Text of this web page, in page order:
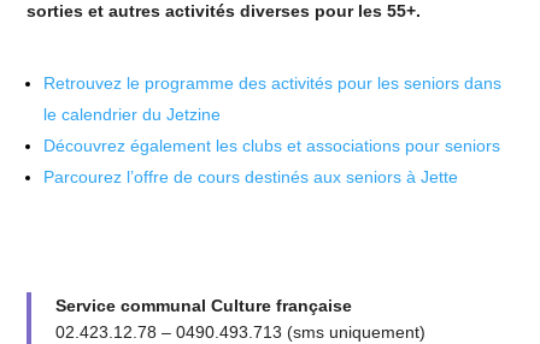
sorties et autres activités diverses pour les 55+.
Retrouvez le programme des activités pour les seniors dans
le calendrier du Jetzine
Découvrez également les clubs et associations pour seniors
Parcourez l’offre de cours destinés aux seniors à Jette
Service communal Culture française
02.423.12.78 – 0490.493.713 (sms uniquement)